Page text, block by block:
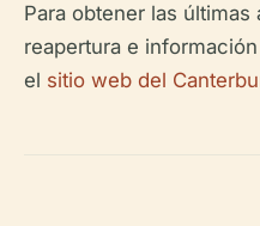
Para obtener las
reapertura e
el sitio web del